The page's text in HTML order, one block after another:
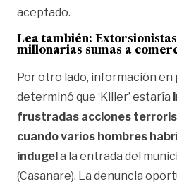
aceptado.
Lea también:
millonarias sumas a
Por otro lado, información
determinó que ‘Killer’ estaría
frustradas acciones
cuando varios hombres
indugela la entrada del
(Casanare). La denuncia